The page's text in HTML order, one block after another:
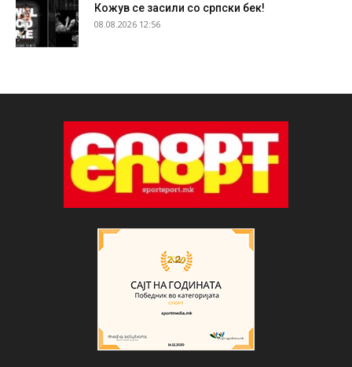
Кожув се засили со српски бек!
08.08.2026 12:56